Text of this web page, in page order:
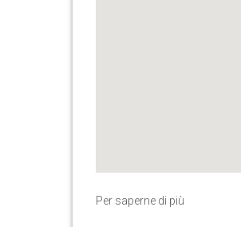
Per saperne di più